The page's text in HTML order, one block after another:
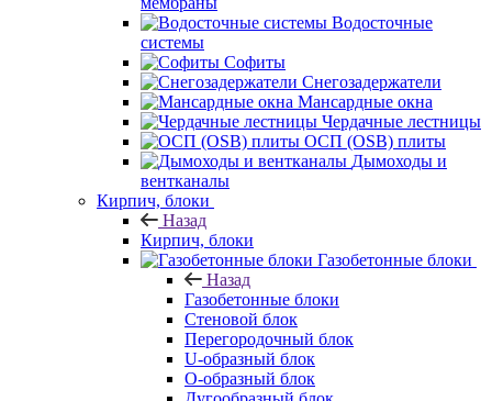
Водосточные
системы
Софиты
Снегозадержатели
Мансардные окна
Чердачные лестницы
ОСП (OSB) плиты
Дымоходы и
вентканалы
Кирпич, блоки
Назад
Кирпич, блоки
Газобетонные блоки
Назад
Газобетонные блоки
Стеновой блок
Перегородочный блок
U-образный блок
О-образный блок